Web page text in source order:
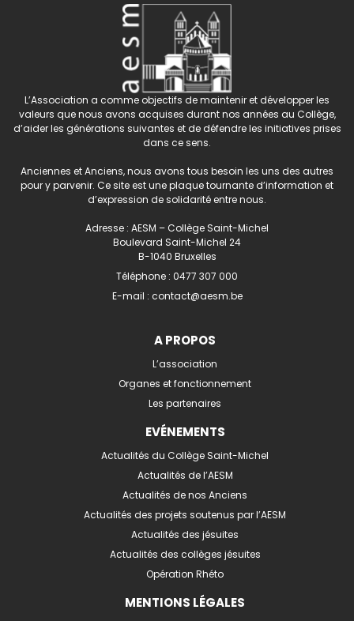
L’Association a comme objectifs de maintenir et développer les
valeurs que nous avons acquises durant nos années au Collège,
d’aider les générations suivantes et de défendre les initiatives prises
dans ce sens.
Anciennes et Anciens, nous avons tous besoin les uns des autres
pour y parvenir. Ce site est une plaque tournante d’information et
d’expression de solidarité entre nous.
Adresse : AESM – Collège Saint-Michel
Boulevard Saint-Michel 24
B-1040 Bruxelles
Téléphone : 0477 307 000
E-mail : contact@aesm.be
A PROPOS
L’association
Organes et fonctionnement
Les partenaires
EVÉNEMENTS
Actualités du Collège Saint-Michel
Actualités de l’AESM
Actualités de nos Anciens
Actualités des projets soutenus par l’AESM
Actualités des jésuites
Actualités des collèges jésuites
Opération Rhéto
MENTIONS LÉGALES